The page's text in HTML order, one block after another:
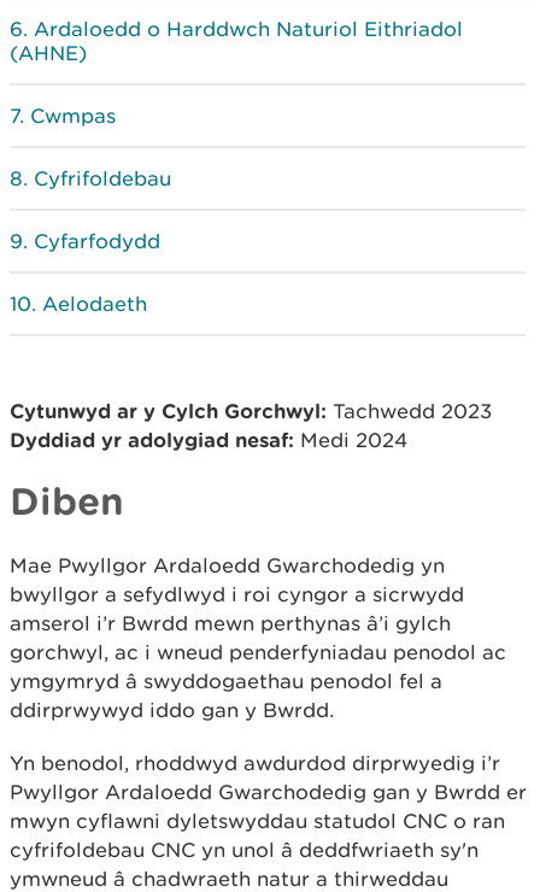
Ardaloedd o Harddwch Naturiol Eithriadol
(AHNE)
Cwmpas
Cyfrifoldebau
Cyfarfodydd
Aelodaeth
Cytunwyd ar y Cylch Gorchwyl: Tachwedd 2023
Dyddiad yr adolygiad nesaf: Medi 2024
Diben
Mae Pwyllgor Ardaloedd Gwarchodedig yn
bwyllgor a sefydlwyd i roi cyngor a sicrwydd
amserol i’r Bwrdd mewn perthynas â’i gylch
gorchwyl, ac i wneud penderfyniadau penodol ac
ymgymryd â swyddogaethau penodol fel a
ddirprwywyd iddo gan y Bwrdd.
Yn benodol, rhoddwyd awdurdod dirprwyedig i’r
Pwyllgor Ardaloedd Gwarchodedig gan y Bwrdd er
mwyn cyflawni dyletswyddau statudol CNC o ran
cyfrifoldebau CNC yn unol â deddfwriaeth sy'n
ymwneud â chadwraeth natur a thirweddau